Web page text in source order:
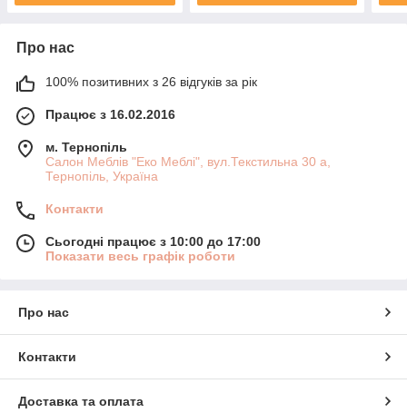
Про нас
100% позитивних з 26 відгуків за рік
Працює з 16.02.2016
м. Тернопіль
Салон Меблів "Еко Меблі", вул.Текстильна 30 а,
Тернопіль, Україна
Контакти
Сьогодні працює з 10:00 до 17:00
Показати весь графік роботи
Про нас
Контакти
Доставка та оплата